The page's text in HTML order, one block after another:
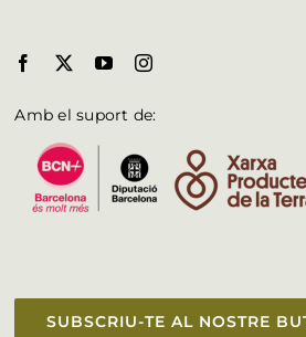
Amb el suport de:
SUBSCRIU-TE AL NOSTRE